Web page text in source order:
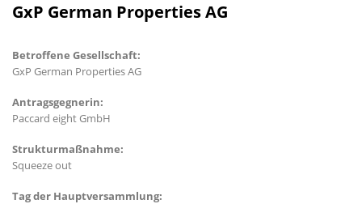
GxP German Properties AG
Betroffene Gesellschaft:
GxP German Properties AG
Antragsgegnerin:
Paccard eight GmbH
Strukturmaßnahme:
Squeeze out
Tag der Hauptversammlung: